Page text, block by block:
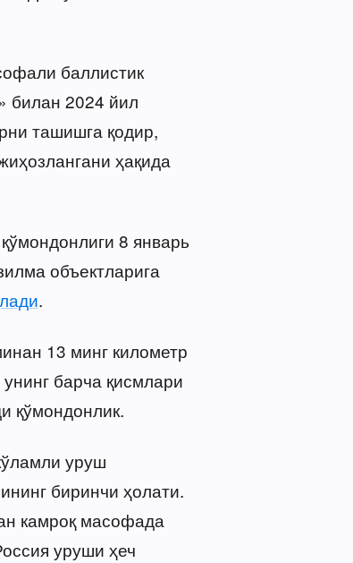
баллистик
билан 2024 йил
ташишга қодир,
ҳақида
8 январь
объектларига
.
13 минг километр
барча қисмлари
қўмондонлик.
уруш
биринчи ҳолати.
камроқ масофада
уруши ҳеч